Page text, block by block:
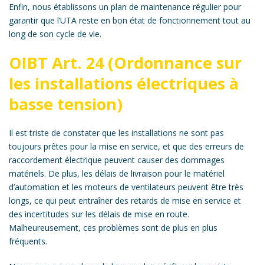
Enfin, nous établissons un plan de maintenance régulier pour
garantir que l’UTA reste en bon état de fonctionnement tout au
long de son cycle de vie.
OIBT Art. 24 (Ordonnance sur
les installations électriques à
basse tension)
Il est triste de constater que les installations ne sont pas
toujours prêtes pour la mise en service, et que des erreurs de
raccordement électrique peuvent causer des dommages
matériels. De plus, les délais de livraison pour le matériel
d’automation et les moteurs de ventilateurs peuvent être très
longs, ce qui peut entraîner des retards de mise en service et
des incertitudes sur les délais de mise en route.
Malheureusement, ces problèmes sont de plus en plus
fréquents.